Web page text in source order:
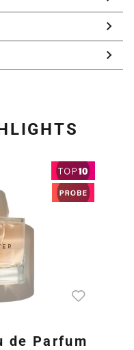
de Parfum